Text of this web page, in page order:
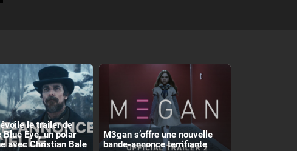
le trailer de
Blue Eye, un polar
avec Christian Bale
M3gan s’offre une nouvelle
bande-annonce terrifiante